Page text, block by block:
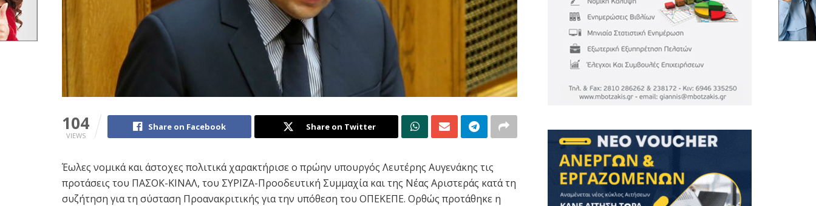
104
VIEWS
Share on Facebook Share on Twitter
Έωλες νομικά και άστοχες πολιτικά χαρακτήρισε o πρώην υπουργός Λευτέρης Αυγενάκης τις
προτάσεις του ΠΑΣΟΚ-ΚΙΝΑΛ, του ΣΥΡΙΖΑ-Προοδευτική Συμμαχία και της Νέας Αριστεράς κατά τη
συζήτηση για τη σύσταση Προανακριτικής για την υπόθεση του ΟΠΕΚΕΠΕ. Ορθώς προτάθηκε η